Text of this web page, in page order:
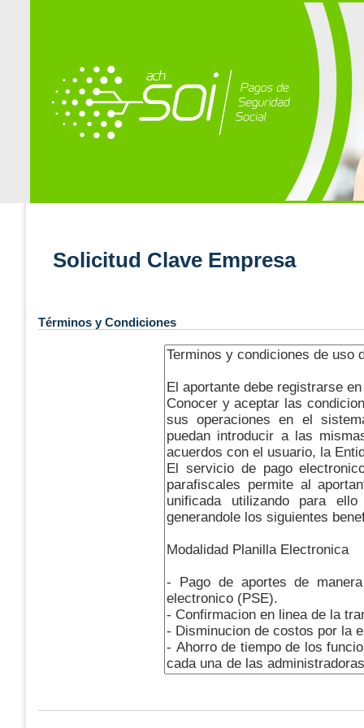
Solicitud Clave Empresa
Términos y Condiciones